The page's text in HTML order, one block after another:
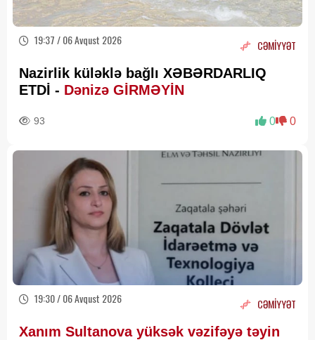
19:37 / 06 Avqust 2026 CƏMİYYƏT
Nazirlik küləklə bağlı XƏBƏRDARLIQ
ETDİ - Dənizə GİRMƏYİN
93 0 0
19:30 / 06 Avqust 2026 CƏMİYYƏT
Xanım Sultanova yüksək vəzifəyə təyin